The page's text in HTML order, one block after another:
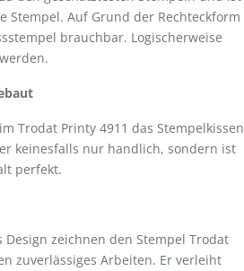
Stempel. Auf Grund der Rechteckform
brauchbar. Logischerweise
Trodat Printy 4911 das Stempelkissen
keinesfalls nur handlich, sondern ist
perfekt.
zeichnen den Stempel Trodat
zuverlässiges Arbeiten. Er verleiht